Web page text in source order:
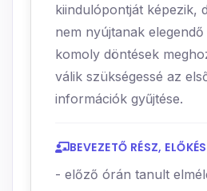
kiindulópontját képezik,
nem nyújtanak
komoly döntések
válik szükségessé az
információk gyűjtése.
BEVEZETŐ RÉSZ,
- előző órán tanult